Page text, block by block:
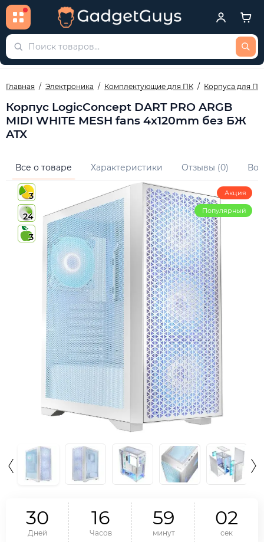
Главная Электроника Комплектующие для ПК Корпуса для ПК
Корпус LogicConcept DART PRO ARGB
MIDI WHITE MESH fans 4x120mm без БЖ
ATX
Все о товаре Характеристики Отзывы (0)
3
24
3
Акция
Популярный
30
Дней
16
Часов
59
минут
01
сек